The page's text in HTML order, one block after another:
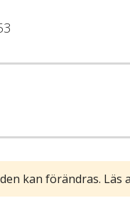
kan förändras.